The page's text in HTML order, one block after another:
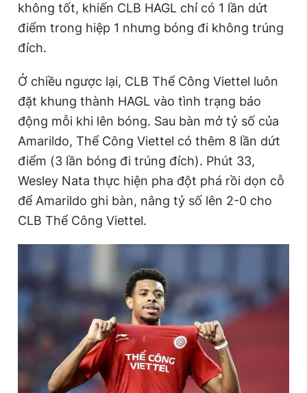
không tốt, khiến CLB HAGL chỉ có 1 lần dứt
điểm trong hiệp 1 nhưng bóng đi không trúng
đích.
Ở chiều ngược lại, CLB Thể Công Viettel luôn
đặt khung thành HAGL vào tình trạng báo
động mỗi khi lên bóng. Sau bàn mở tỷ số của
Amarildo, Thể Công Viettel có thêm 8 lần dứt
điểm (3 lần bóng đi trúng đích). Phút 33,
Wesley Nata thực hiện pha đột phá rồi dọn cỗ
để Amarildo ghi bàn, nâng tỷ số lên 2-0 cho
CLB Thể Công Viettel.